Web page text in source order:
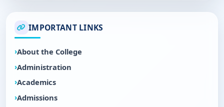
IMPORTANT LINKS
About the College
Administration
Academics
Admissions